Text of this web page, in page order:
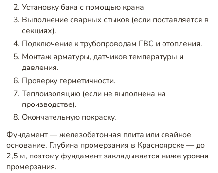
Установку бака с помощью крана.
Выполнение сварных стыков (если поставляется в
секциях).
Подключение к трубопроводам ГВС и отопления.
Монтаж арматуры, датчиков температуры и
давления.
Проверку герметичности.
Теплоизоляцию (если не выполнена на
производстве).
Окончательную покраску.
Фундамент — железобетонная плита или свайное
основание. Глубина промерзания в Красноярске — до
2,5 м, поэтому фундамент закладывается ниже уровня
промерзания.